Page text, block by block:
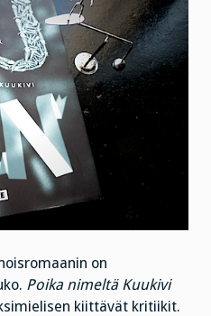
on
Poika nimeltä Kuukivi
kiittävät kritiikit.